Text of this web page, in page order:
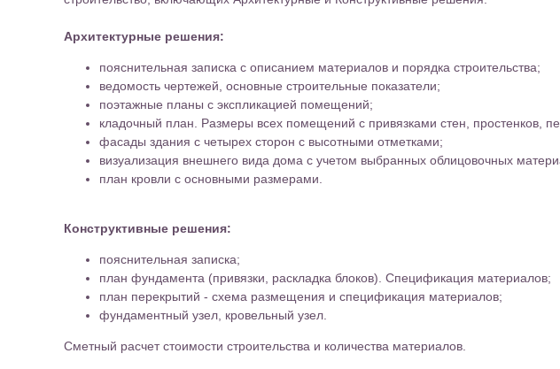
Архитектурные решения:
пояснительная записка с описанием материалов и порядка строительства;
ведомость чертежей, основные строительные показатели;
поэтажные планы с экспликацией помещений;
кладочный план. Размеры всех помещений с привязками стен, простенков,
фасады здания с четырех сторон с высотными отметками;
визуализация внешнего вида дома с учетом выбранных облицовочных
план кровли с основными размерами.
Конструктивные решения:
пояснительная записка;
план фундамента (привязки, раскладка блоков). Спецификация материалов;
план перекрытий - схема размещения и спецификация материалов;
фундаментный узел, кровельный узел.
Сметный расчет стоимости строительства и количества материалов.